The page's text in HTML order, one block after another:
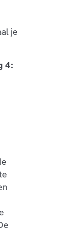
je
4: